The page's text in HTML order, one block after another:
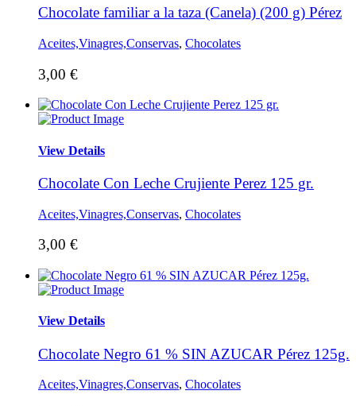
Chocolate familiar a la taza (Canela) (200 g) Pérez
Aceites,Vinagres,Conservas, Chocolates
3,00 €
View Details
Chocolate Con Leche Crujiente Perez 125 gr.
Aceites,Vinagres,Conservas, Chocolates
3,00 €
View Details
Chocolate Negro 61 % SIN AZUCAR Pérez 125g.
Aceites,Vinagres,Conservas, Chocolates